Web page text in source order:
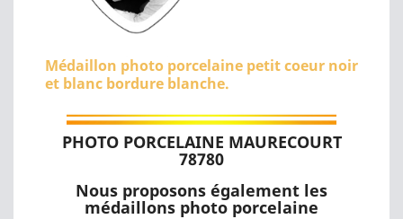
Médaillon photo porcelaine petit coeur noir
et blanc bordure blanche.
PHOTO PORCELAINE MAURECOURT
78780
Nous proposons également les
médaillons photo porcelaine